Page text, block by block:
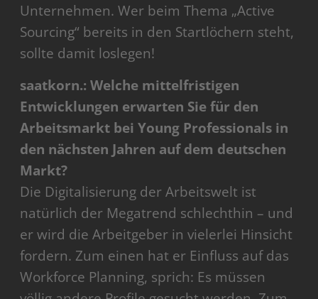
Unternehmen. Wer beim Thema „Active
Sourcing“ bereits in den Startlöchern steht,
sollte damit loslegen!
saatkorn.: Welche mittelfristigen
Entwicklungen erwarten Sie für den
Arbeitsmarkt bei Young Professionals in
den nächsten Jahren auf dem deutschen
Markt?
Die Digitalisierung der Arbeitswelt ist
natürlich der Megatrend schlechthin – und
er wird die Arbeitgeber in vielerlei Hinsicht
fordern. Zum einen hat er Einfluss auf das
Workforce Planning, sprich: Es müssen